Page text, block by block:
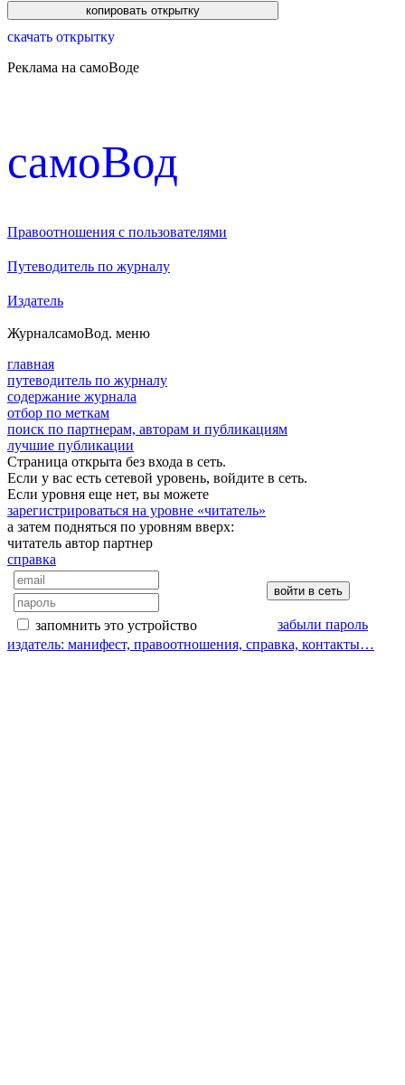
скачать открытку
Реклама на самоВоде
cамоВод
Правоотношения с пользователями
Путеводитель по журналу
Издатель
ЖурналсамоВод. меню
главная
путеводитель по журналу
содержание журнала
отбор по меткам
поиск по партнерам, авторам и публикациям
лучшие публикации
Страница открыта без входа в сеть.
Если у вас есть сетевой уровень, войдите в сеть.
Если уровня еще нет, вы можете
зарегистрироваться на уровне «читатель»
а затем подняться по уровням вверх:
читатель автор партнер
справка
запомнить это устройство
забыли пароль
издатель: манифест, правоотношения, справка, контакты…